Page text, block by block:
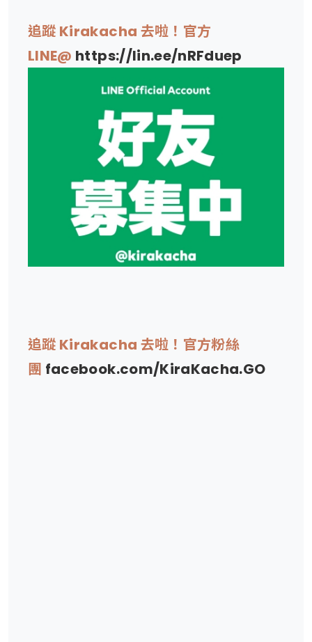
追蹤 Kirakacha 去啦！官方
LINE@ https://lin.ee/nRFduep
追蹤 Kirakacha 去啦！官方粉絲
團 facebook.com/KiraKacha.GO